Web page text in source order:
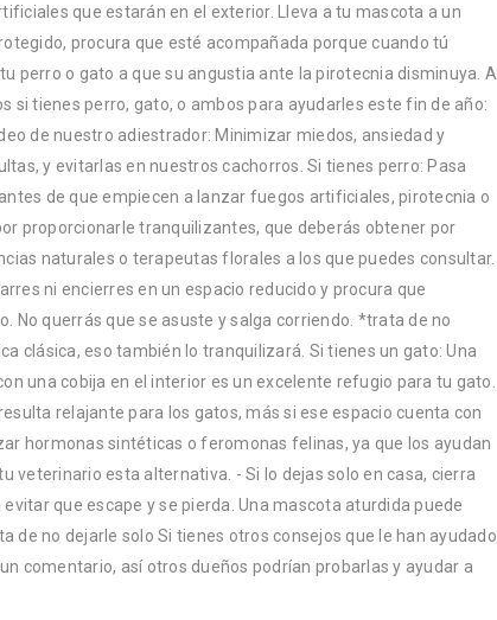
que estarán en el exterior. Lleva a tu mascota a un
procura que esté acompañada porque cuando tú
perro o gato a que su angustia ante la pirotecnia disminuya. A
si tienes perro, gato, o ambos para ayudarles este fin de año:
de nuestro adiestrador: Minimizar miedos, ansiedad y
y evitarlas en nuestros cachorros. Si tienes perro: Pasa
de que empiecen a lanzar fuegos artificiales, pirotecnia o
proporcionarle tranquilizantes, que deberás obtener por
naturales o terapeutas florales a los que puedes consultar.
ni encierres en un espacio reducido y procura que
No querrás que se asuste y salga corriendo. *trata de no
clásica, eso también lo tranquilizará. Si tienes un gato: Una
una cobija en el interior es un excelente refugio para tu gato.
relajante para los gatos, más si ese espacio cuenta con
hormonas sintéticas o feromonas felinas, ya que los ayudan
veterinario esta alternativa. - Si lo dejas solo en casa, cierra
que escape y se pierda. Una mascota aturdida puede
de no dejarle solo Si tienes otros consejos que le han ayudado
comentario, así otros dueños podrían probarlas y ayudar a